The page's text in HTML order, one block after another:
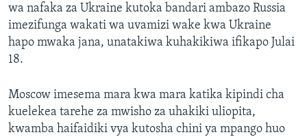
wa nafaka za Ukraine kutoka bandari ambazo Russia
imezifunga wakati wa uvamizi wake kwa Ukraine
hapo mwaka jana, unatakiwa kuhakikiwa ifikapo Julai
18.
Moscow imesema mara kwa mara katika kipindi cha
kuelekea tarehe za mwisho za uhakiki uliopita,
kwamba haifaidiki vya kutosha chini ya mpango huo